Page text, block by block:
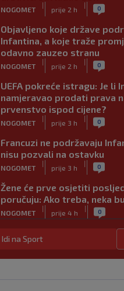
NOGOMET
|
prije 2 h
| 0
Objavljeno koje države
Infantina, a koje traže
odavno zauzeo stranu
NOGOMET
|
prije 2 h
| 0
UEFA pokreće istragu: Je li
namjeravao prodati prava
prvenstvo ispod cijene?
NOGOMET
|
prije 3 h
| 0
Francuzi ne podržavaju
nisu pozvali na ostavku
NOGOMET
|
prije 3 h
| 0
Žene će prve osjetiti
poručuju: Ako treba, neka
NOGOMET
|
prije 4 h
| 0
Zvanično: Samed Baždar
zadužio broj sa velikom
NOGOMET prije 6 h
Idi na Sport